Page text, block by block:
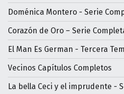
Doménica Montero - Serie
Corazón de Oro – Serie
El Man Es German - Tercera
Vecinos Capítulos Completos
La bella Ceci y el imprudente -